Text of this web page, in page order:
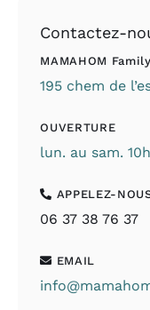
Contactez-
MAMAHOM
195 chem de
OUVERTURE
lun. au sam.
APPELEZ-
06 37 38 76 37
EMAIL